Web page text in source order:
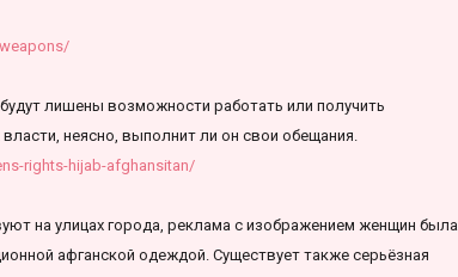
лишены возможности работать или получить
неясно, выполнит ли он свои обещания.
rights-hijab-afghansitan/
на улицах города, реклама с изображением женщин была
афганской одеждой. Существует также серьёзная